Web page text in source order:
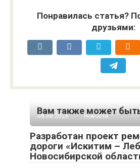
Понравилась статья?
друзьями:
Вам также может
08.08.2026 Новости
Разработан проект
дороги «Искитим –
Новосибирской